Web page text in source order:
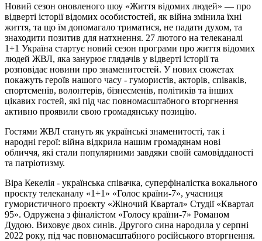
Новий сезон оновленого шоу «Життя відомих людей» — про
відверті історії відомих особистостей, як війна змінила їхні
життя, та що їм допомагало триматися, не падати духом, та
знаходити позитив для натхнення. 27 лютого на телеканалі
1+1 Україна стартує новий сезон програми про життя відомих
людей ЖВЛ, яка занурює глядачів у відверті історії та
розповідає новини про знаменитостей. У нових сюжетах
покажуть героїв нашого часу - гумористів, акторів, співаків,
спортсменів, волонтерів, бізнесменів, політиків та інших
цікавих гостей, які під час повномасштабного вторгнення
активно проявили свою громадянську позицію.
Гостями ЖВЛ стануть як українські знаменитості, так і
народні герої: війна відкрила нашим громадянам нові
обличчя, які стали популярними завдяки своїй самовідданості
та патріотизму.
Віра Кекелія - українська співачка, суперфіналістка вокального
проєкту телеканалу «1+1» «Голос країни-7», учасниця
гумористичного проєкту «Жіночий Квартал» Студії «Квартал
95». Одружена з фіналістом «Голосу країни-7» Романом
Дудою. Виховує двох синів. Другого сина народила у серпні
2022 року, під час повномасштабного російського вторгнення.